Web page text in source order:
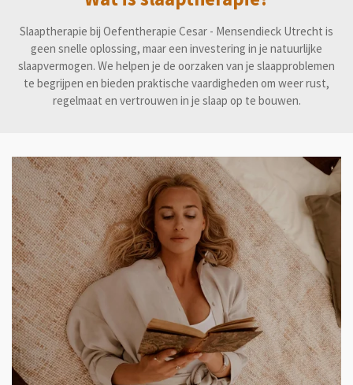
Slaaptherapie bij Oefentherapie Cesar - Mensendieck Utrecht is
geen snelle oplossing, maar een investering in je natuurlijke
slaapvermogen. We helpen je de oorzaken van je slaapproblemen
te begrijpen en bieden praktische vaardigheden om weer rust,
regelmaat en vertrouwen in je slaap op te bouwen.